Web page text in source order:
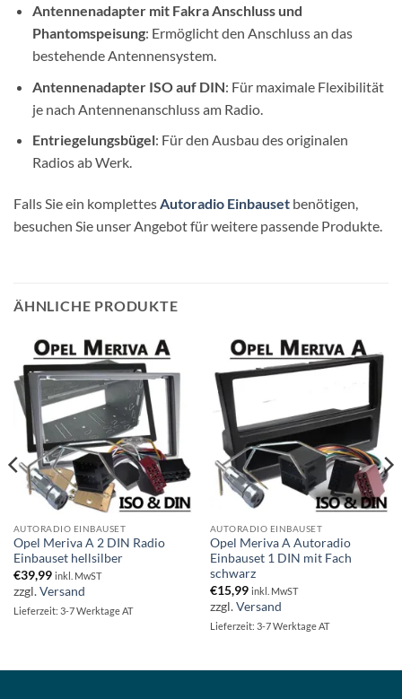
Antennenadapter mit Fakra Anschluss und
Phantomspeisung: Ermöglicht den Anschluss an das
bestehende Antennensystem.
Antennenadapter ISO auf DIN: Für maximale Flexibilität
je nach Antennenanschluss am Radio.
Entriegelungsbügel: Für den Ausbau des originalen
Radios ab Werk.
Falls Sie ein komplettesAutoradio Einbauset benötigen,
besuchen Sie unser Angebot für weitere passende Produkte.
ÄHNLICHE PRODUKTE
AUTORADIO EINBAUSET
Opel Meriva A 2 DIN Radio
Einbauset hellsilber
€39,99 inkl. MwST
zzgl.Versand
Lieferzeit: 3-7 Werktage AT
AUTORADIO EINBAUSET
Opel Meriva A Autoradio
Einbauset 1 DIN mit Fach
schwarz
€15,99 inkl. MwST
zzgl.Versand
Lieferzeit: 3-7 Werktage AT